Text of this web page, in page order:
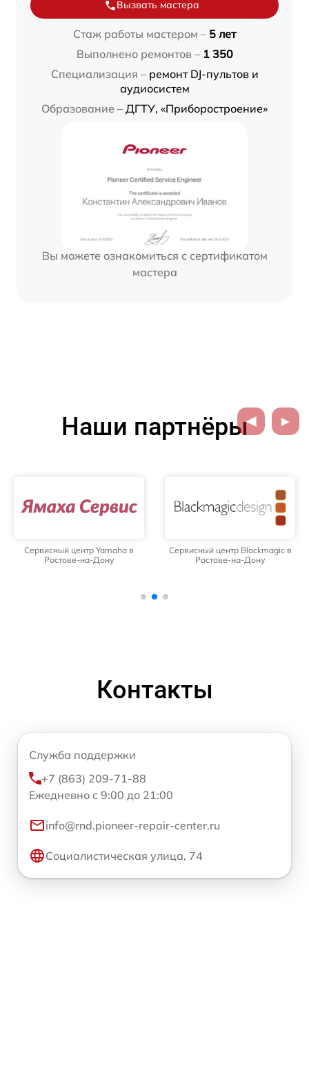
Вызвать мастера
Стаж работы мастером – 5 лет
Выполнено ремонтов – 1 350
Специализация – ремонт DJ-пультов и
аудиосистем
Образование – ДГТУ, «Приборостроение»
Вы можете ознакомиться с сертификатом
мастера
Наши партнёры
Сервисный центр Yamaha в
Ростове-на-Дону
Сервисный центр Blackmagic в
Ростове-на-Дону
Контакты
Служба поддержки
+7 (863) 209-71-88
Ежедневно с 9:00 до 21:00
info@rnd.pioneer-repair-center.ru
Социалистическая улица, 74